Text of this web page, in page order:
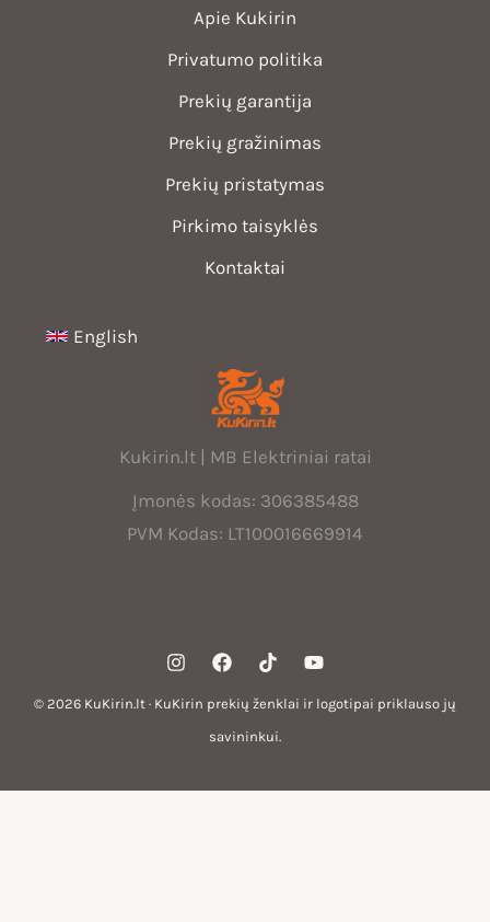
Apie Kukirin
Privatumo politika
Prekių garantija
Prekių gražinimas
Prekių pristatymas
Pirkimo taisyklės
Kontaktai
English
Kukirin.lt | MB Elektriniai ratai
Įmonės kodas: 306385488
PVM Kodas: LT100016669914
© 2026 KuKirin.lt · KuKirin prekių ženklai ir logotipai priklauso jų
savininkui.